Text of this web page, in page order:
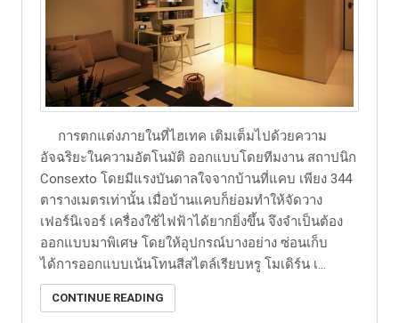
การตกแต่งภายในที่ไฮเทค เติมเต็มไปด้วยความ
อัจฉริยะในความอัตโนมัติ ออกแบบโดยทีมงาน สถาปนิก
Consexto โดยมีแรงบันดาลใจจากบ้านที่แคบ เพียง 344
ตารางเมตรเท่านั้น เมื่อบ้านแคบก็ย่อมทำให้จัดวาง
เฟอร์นิเจอร์ เครื่องใช้ไฟฟ้าได้ยากยิ่งขึ้น จึงจำเป็นต้อง
ออกแบบมาพิเศษ โดยให้อุปกรณ์บางอย่าง ซ่อนเก็บ
ได้การออกแบบเน้นโทนสีสไตล์เรียบหรู โมเดิร์น เ...
CONTINUE READING